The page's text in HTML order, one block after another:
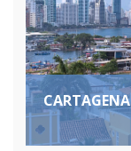
CARTAGENA